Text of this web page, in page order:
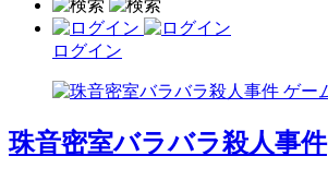
ログイン
珠音密室バラバラ殺人事件